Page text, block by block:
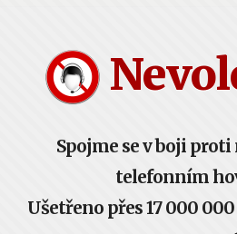
Spojme se v boji
telefonním
Ušetřeno přes 17 000